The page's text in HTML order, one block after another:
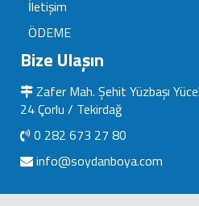
İletişim
ÖDEME
Bize Ulaşın
Zafer Mah. Şehit Yüzbaşı
24 Çorlu / Tekirdağ
0 282 673 27 80
info@soydanboya.com